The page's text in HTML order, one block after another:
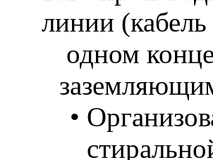
линии
одном
•